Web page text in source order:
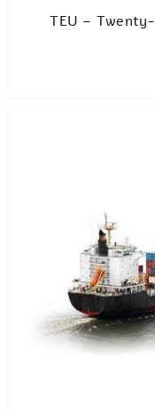
נפח של מכולה נמדד ביחידות ששמן TEU – Twenty-